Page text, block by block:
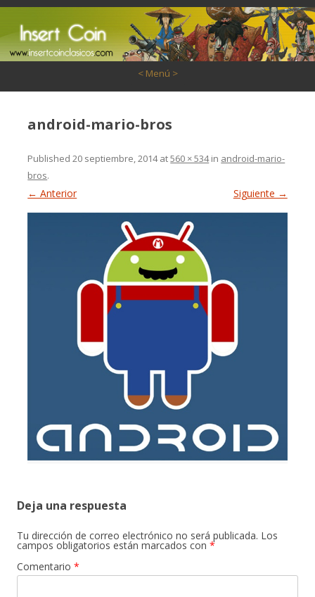
< Menú >
android-mario-bros
Published20 septiembre, 2014at560 × 534in android-mario-
bros.
← Anterior Siguiente →
Deja una respuesta
Tu dirección de correo electrónico no será publicada. Los
campos obligatorios están marcados con *
Comentario *